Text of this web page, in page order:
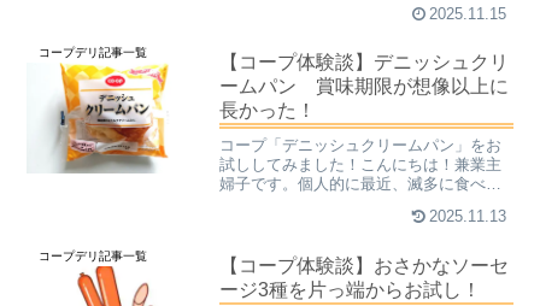
南部の広東料理を代表する麺料理の一つ
タンと、細くてコシの強い卵...
2025.11.15
コープデリ記事一覧
【コープ体験談】デニッシュクリ
ームパン 賞味期限が想像以上に
長かった！
コープ「デニッシュクリームパン」をお
試ししてみました！こんにちは！兼業主
婦子です。個人的に最近、滅多に食べな
話になっている、食材宅配のコープデリ
した。1人身の時はよく食...
2025.11.13
コープデリ記事一覧
【コープ体験談】おさかなソーセ
ージ3種を片っ端からお試し！